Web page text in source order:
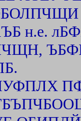
н.е.